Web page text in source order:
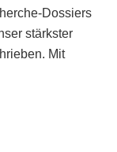
Dossiers
stärkster
Mit